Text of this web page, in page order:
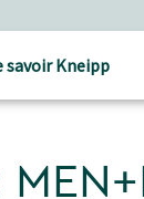
savoir Kneipp